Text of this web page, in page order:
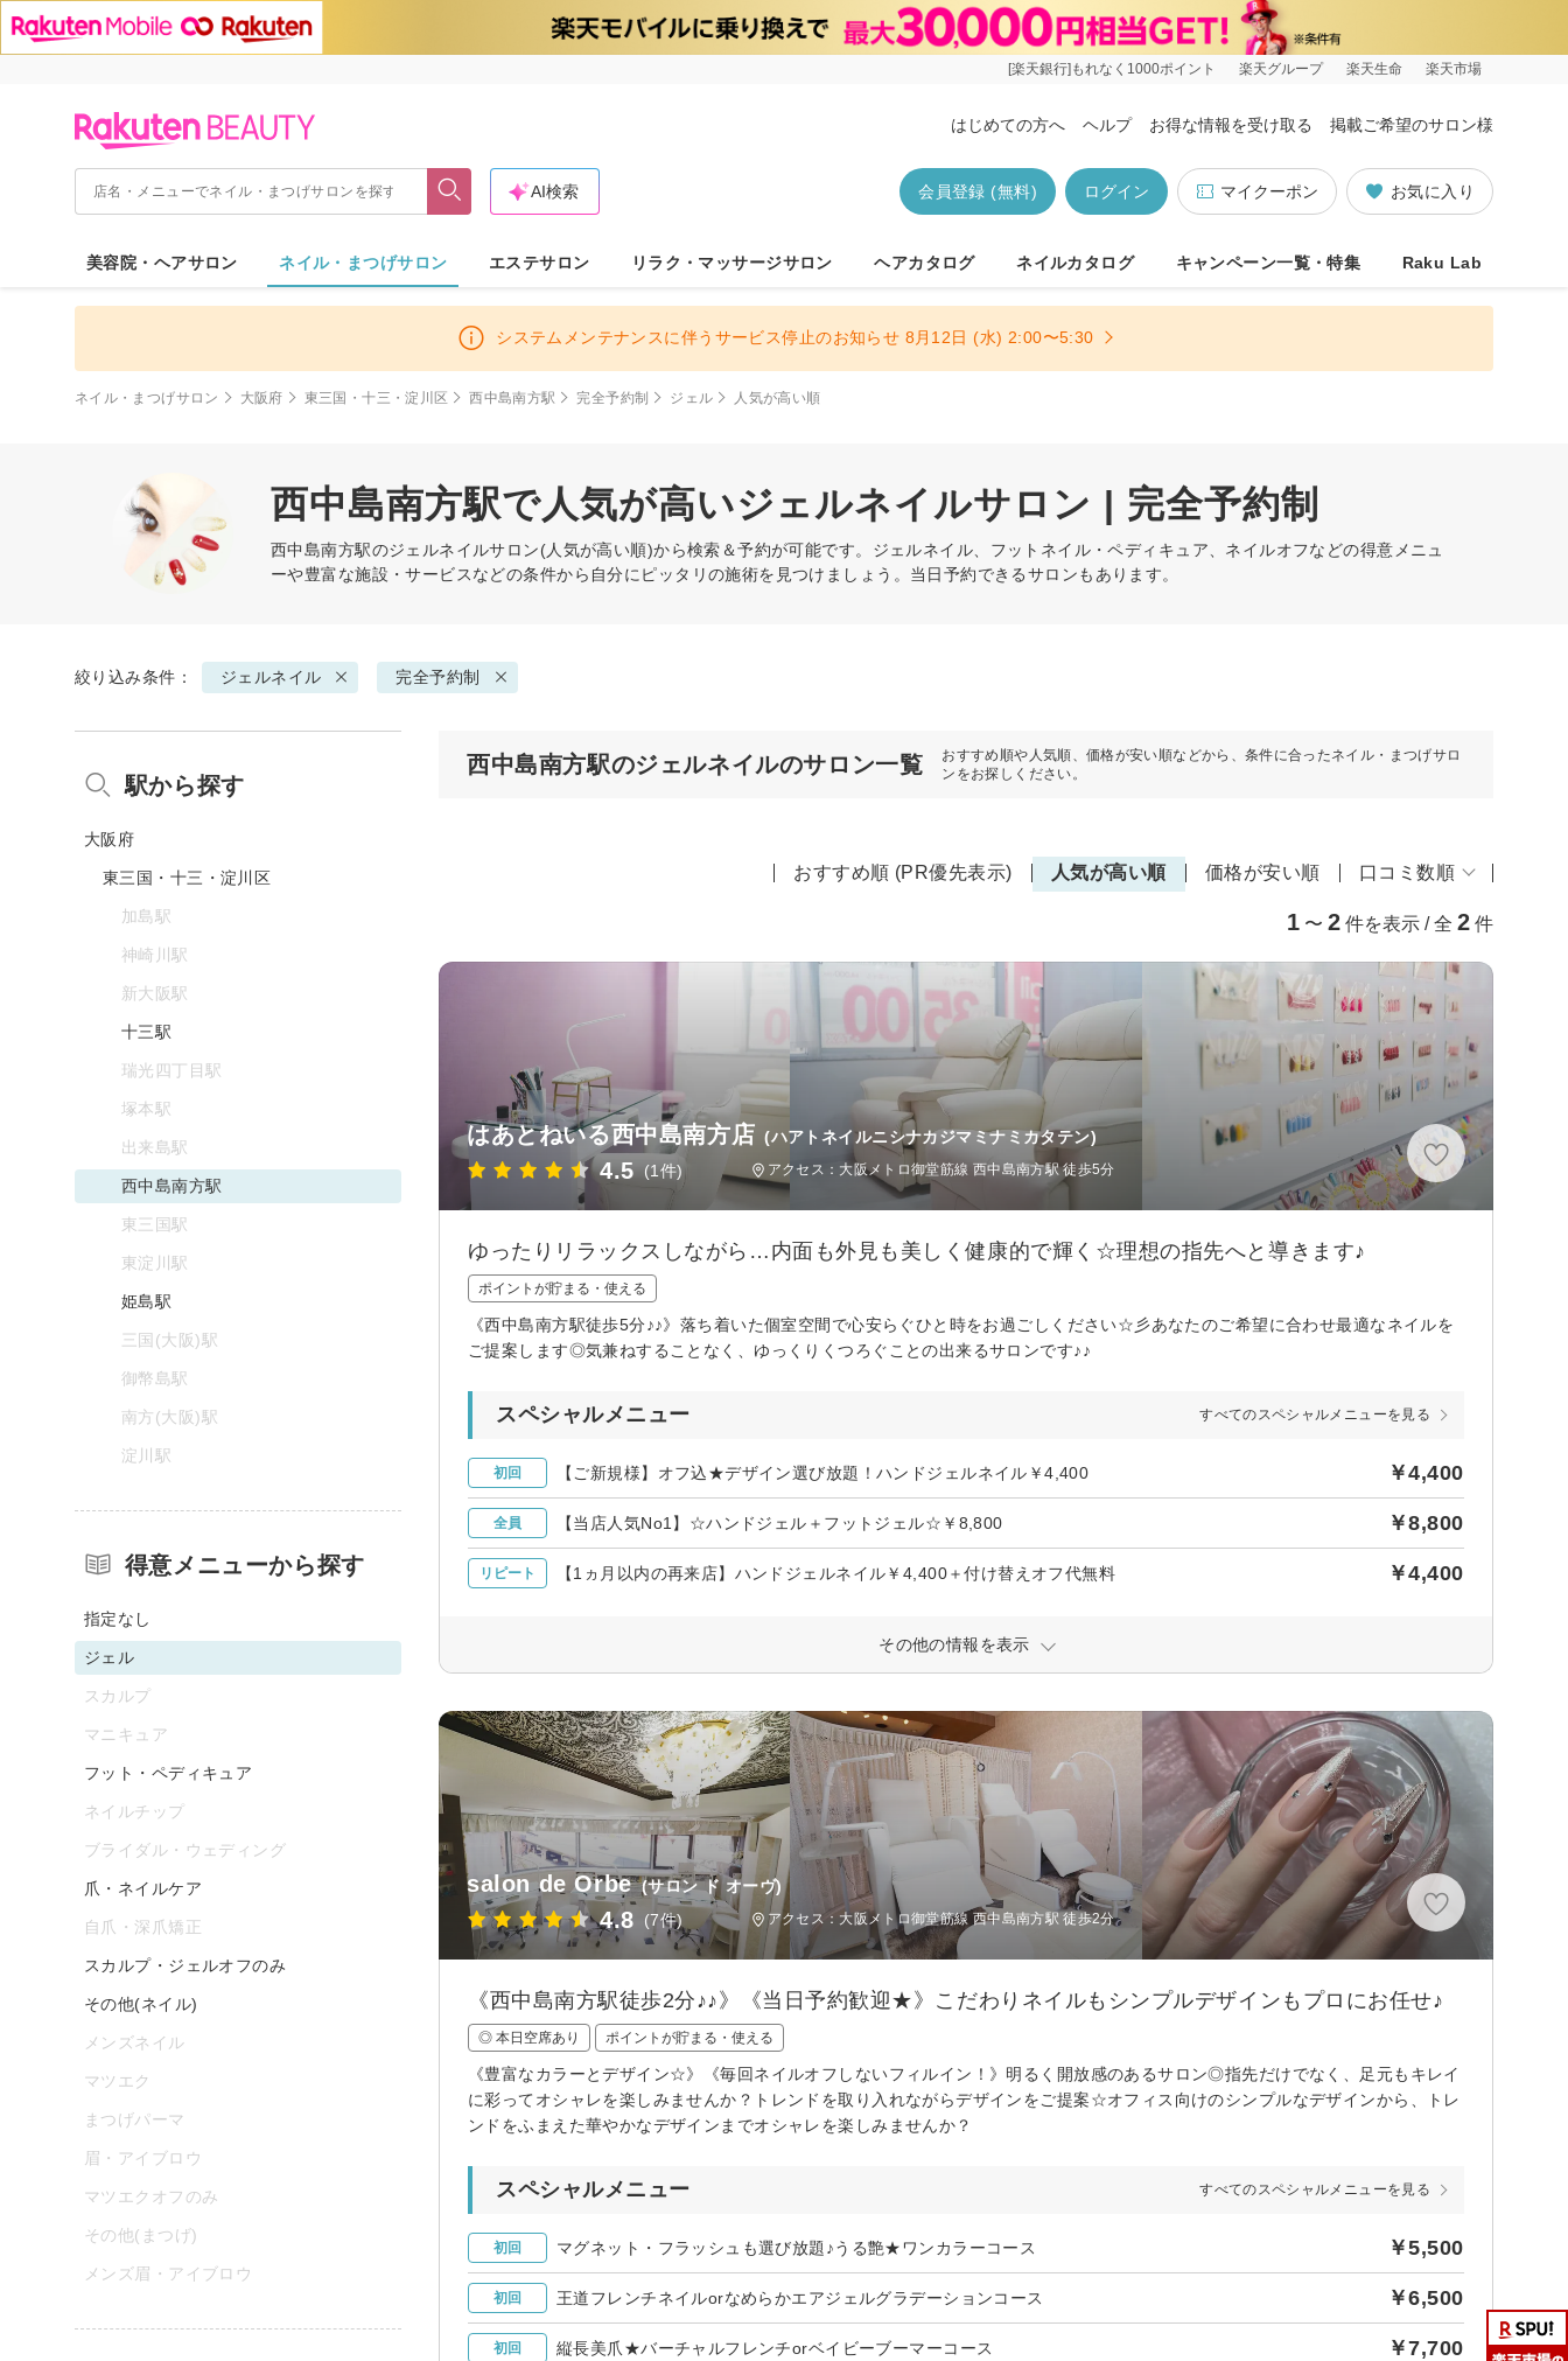
[楽天銀行]もれなく1000ポイント 楽天グループ 楽天生命 楽天市場
はじめての方へ ヘルプ お得な情報を受け取る 掲載ご希望のサロン様
お気に入り
マイクーポン
ログイン
会員登録 (無料)
AI検索
美容院・ヘアサロン ネイル・まつげサロン エステサロン リラク・マッサージサロン ヘアカタログ ネイルカタログ キャンペーン一覧・特集 Raku Lab
システムメンテナンスに伴うサービス停止のお知らせ 8月12日 (水) 2:00〜5:30
ネイル・まつげサロン 大阪府 東三国・十三・淀川区 西中島南方駅 完全予約制 ジェル 人気が高い順
西中島南方駅で人気が高いジェルネイルサロン | 完全予約制
西中島南方駅のジェルネイルサロン(人気が高い順)から検索＆予約が可能です。ジェルネイル、フットネイル・ペディキュア、ネイルオフなどの得意メニュ
ーや豊富な施設・サービスなどの条件から自分にピッタリの施術を見つけましょう。当日予約できるサロンもあります。
絞り込み条件： ジェルネイル 完全予約制
西中島南方駅のジェルネイルのサロン一覧
おすすめ順や人気順、価格が安い順などから、条件に合ったネイル・まつげサロ
ンをお探しください。
おすすめ順 (PR優先表示) 人気が高い順 価格が安い順 口コミ数順
1 〜 2 件を表示 / 全 2 件
はあとねいる西中島南方店 (ハアトネイルニシナカジマミナミカタテン)
4.5 (1件) アクセス：大阪メトロ御堂筋線 西中島南方駅 徒歩5分
ゆったりリラックスしながら…内面も外見も美しく健康的で輝く☆理想の指先へと導きます♪
ポイントが貯まる・使える
《西中島南方駅徒歩5分♪♪》落ち着いた個室空間で心安らぐひと時をお過ごしください☆彡あなたのご希望に合わせ最適なネイルを
ご提案します◎気兼ねすることなく、ゆっくりくつろぐことの出来るサロンです♪♪
スペシャルメニュー すべてのスペシャルメニューを見る
初回 【ご新規様】オフ込★デザイン選び放題！ハンドジェルネイル￥4,400 ￥4,400
全員 【当店人気No1】☆ハンドジェル＋フットジェル☆￥8,800 ￥8,800
リピート 【1ヵ月以内の再来店】ハンドジェルネイル￥4,400＋付け替えオフ代無料 ￥4,400
その他の情報を表示
salon de Orbe (サロン ド オーヴ)
4.8 (7件) アクセス：大阪メトロ御堂筋線 西中島南方駅 徒歩2分
《西中島南方駅徒歩2分♪♪》《当日予約歓迎★》こだわりネイルもシンプルデザインもプロにお任せ♪
◎ 本日空席あり ポイントが貯まる・使える
《豊富なカラーとデザイン☆》《毎回ネイルオフしないフィルイン！》明るく開放感のあるサロン◎指先だけでなく、足元もキレイ
に彩ってオシャレを楽しみませんか？トレンドを取り入れながらデザインをご提案☆オフィス向けのシンプルなデザインから、トレ
ンドをふまえた華やかなデザインまでオシャレを楽しみませんか？
スペシャルメニュー すべてのスペシャルメニューを見る
初回 マグネット・フラッシュも選び放題♪うる艶★ワンカラーコース ￥5,500
初回 王道フレンチネイルorなめらかエアジェルグラデーションコース ￥6,500
初回 縦長美爪★バーチャルフレンチorベイビーブーマーコース ￥7,700
駅から探す
大阪府
東三国・十三・淀川区
加島駅
神崎川駅
新大阪駅
十三駅
瑞光四丁目駅
塚本駅
出来島駅
西中島南方駅
東三国駅
東淀川駅
姫島駅
三国(大阪)駅
御幣島駅
南方(大阪)駅
淀川駅
得意メニューから探す
指定なし
ジェル
スカルプ
マニキュア
フット・ペディキュア
ネイルチップ
ブライダル・ウェディング
爪・ネイルケア
自爪・深爪矯正
スカルプ・ジェルオフのみ
その他(ネイル)
メンズネイル
マツエク
まつげパーマ
眉・アイブロウ
マツエクオフのみ
その他(まつげ)
メンズ眉・アイブロウ